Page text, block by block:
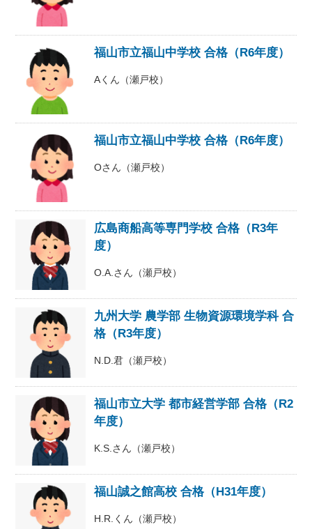
福山市立福山中学校 合格（R6年度）
Aくん（瀬戸校）
福山市立福山中学校 合格（R6年度）
Oさん（瀬戸校）
広島商船高等専門学校 合格（R3年
度）
O.A.さん（瀬戸校）
九州大学 農学部 生物資源環境学科 合
格（R3年度）
N.D.君（瀬戸校）
福山市立大学 都市経営学部 合格（R2
年度）
K.S.さん（瀬戸校）
福山誠之館高校 合格（H31年度）
H.R.くん（瀬戸校）